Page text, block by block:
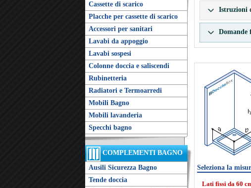
Cassette di scarico
Placche per cassette di scarico
Accessori per sanitari
Lavabi da appoggio
Lavabi sospesi
Colonne doccia e saliscendi
Rubinetteria
Radiatori e Termoarredi
Mobili Bagno
Mobili lavanderia
Specchi bagno
COMPLEMENTI BAGNO
Ausili Sicurezza Bagno
Tende doccia
Istruzioni
Seleziona la
Lati fissi da 60